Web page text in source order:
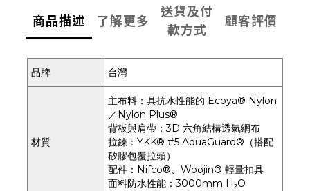
商品描述 了解更多
送貨及付
款方式
顧客評價
品牌 台灣
材質
主布料：具抗水性能的 Ecoya® Nylon
／Nylon Plus®
背板與肩帶：3D 六角結構透氣網布
拉鍊：YKK® #5 AquaGuard®（搭配
矽膠包覆拉頭）
配件：Nifco®、Woojin® 輕量扣具
面料防水性能：3000mm H₂O